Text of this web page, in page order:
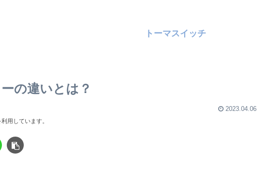
トーマスイッチ
の違いとは？
2023.04.06
用しています。